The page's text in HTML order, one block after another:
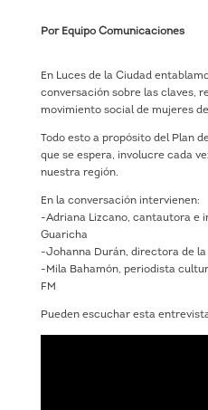
Por Equipo Comunicaciones
En Luces de la Ciudad
conversación sobre las claves,
movimiento social de mujeres
Todo esto a propósito del Plan
que se espera, involucre cada
nuestra región.
En la conversación intervienen:
-Adriana Lizcano, cantautora e
Guaricha
-Johanna Durán, directora de
-Mila Bahamón, periodista
FM
Pueden escuchar esta